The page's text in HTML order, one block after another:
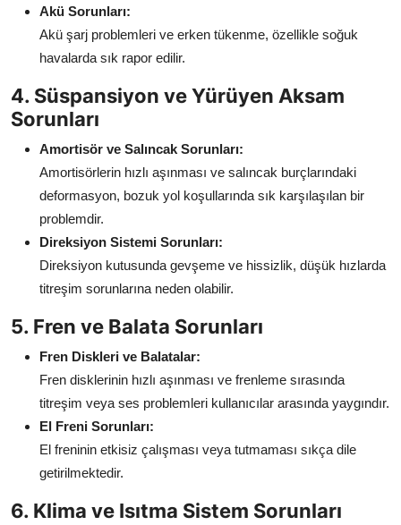
Akü Sorunları:
Akü şarj problemleri ve erken tükenme, özellikle soğuk
havalarda sık rapor edilir.
4. Süspansiyon ve Yürüyen Aksam
Sorunları
Amortisör ve Salıncak Sorunları:
Amortisörlerin hızlı aşınması ve salıncak burçlarındaki
deformasyon, bozuk yol koşullarında sık karşılaşılan bir
problemdir.
Direksiyon Sistemi Sorunları:
Direksiyon kutusunda gevşeme ve hissizlik, düşük hızlarda
titreşim sorunlarına neden olabilir.
5. Fren ve Balata Sorunları
Fren Diskleri ve Balatalar:
Fren disklerinin hızlı aşınması ve frenleme sırasında
titreşim veya ses problemleri kullanıcılar arasında yaygındır.
El Freni Sorunları:
El freninin etkisiz çalışması veya tutmaması sıkça dile
getirilmektedir.
6. Klima ve Isıtma Sistem Sorunları